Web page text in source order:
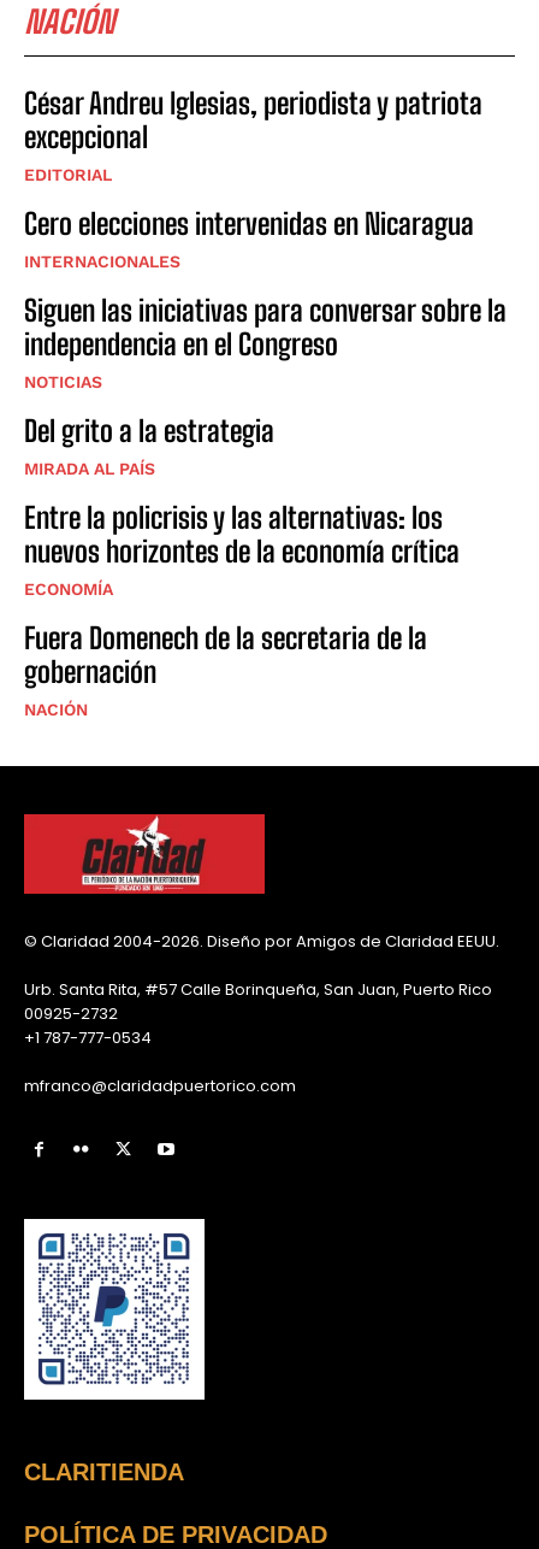
NACIÓN
César Andreu Iglesias, periodista y patriota
excepcional
EDITORIAL
Cero elecciones intervenidas en Nicaragua
INTERNACIONALES
Siguen las iniciativas para conversar sobre la
independencia en el Congreso
NOTICIAS
Del grito a la estrategia
MIRADA AL PAÍS
Entre la policrisis y las alternativas: los
nuevos horizontes de la economía crítica
ECONOMÍA
Fuera Domenech de la secretaria de la
gobernación
NACIÓN
© Claridad 2004-2026. Diseño por Amigos de Claridad EEUU.
Urb. Santa Rita, #57 Calle Borinqueña, San Juan, Puerto Rico
00925-2732
+1 787-777-0534
mfranco@claridadpuertorico.com
CLARITIENDA
POLÍTICA DE PRIVACIDAD